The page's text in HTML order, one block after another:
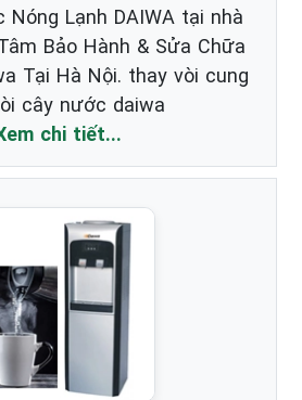
Nóng Lạnh DAIWA tại nhà
Bảo Hành & Sửa Chữa
Tại Hà Nội. thay vòi cung
cây nước daiwa
chi tiết...